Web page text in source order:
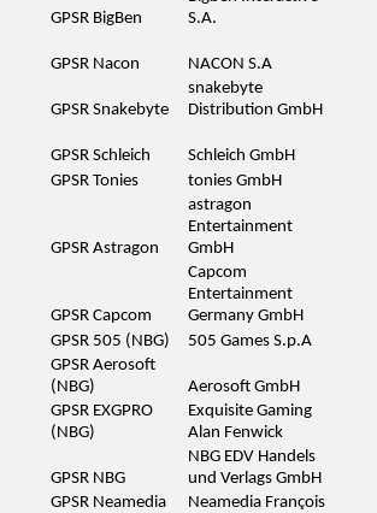
GPSR BigBen
S.A.
GPSR Nacon NACON S.A
GPSR Snakebyte
snakebyte
Distribution GmbH
GPSR Schleich Schleich GmbH
GPSR Tonies
tonies GmbH
GPSR Astragon
astragon
Entertainment
GmbH
GPSR Capcom
Capcom
Entertainment
Germany GmbH
GPSR 505 (NBG)
505 Games S.p.A
GPSR Aerosoft
(NBG)
Aerosoft GmbH
GPSR EXGPRO
(NBG)
Exquisite Gaming
Alan Fenwick
GPSR NBG
NBG EDV Handels
und Verlags GmbH
GPSR Neamedia
Neamedia François